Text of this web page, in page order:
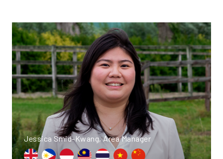
Jessica Smid-Kwang, Area Manager